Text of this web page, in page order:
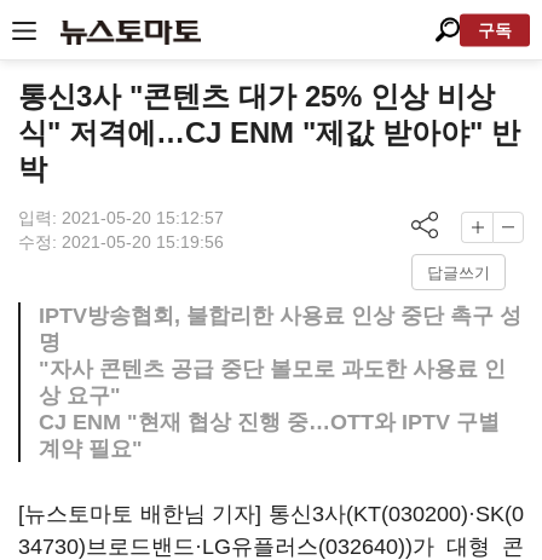
구독
통신3사 "콘텐츠 대가 25% 인상 비상
식" 저격에…CJ ENM "제값 받아야" 반
박
입력: 2021-05-20 15:12:57
수정: 2021-05-20 15:19:56
답글쓰기
IPTV방송협회, 불합리한 사용료 인상 중단 촉구 성
명
"자사 콘텐츠 공급 중단 볼모로 과도한 사용료 인
상 요구"
CJ ENM "현재 협상 진행 중…OTT와 IPTV 구별
계약 필요"
[뉴스토마토 배한님 기자] 통신3사(KT(030200)·SK(0
34730)브로드밴드·LG유플러스(032640))가 대형 콘